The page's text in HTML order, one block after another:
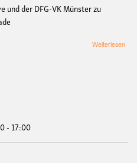
und der DFG-VK Münster zu
Weiterlesen
- 17:00